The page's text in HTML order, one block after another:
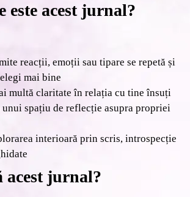
este acest jurnal?
reacții, emoții sau tipare se repetă și
mai bine
multă claritate în relația cu tine însuți
spațiu de reflecție asupra propriei
interioară prin scris, introspecție
acest jurnal?